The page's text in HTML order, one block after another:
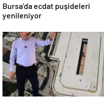
Bursa’da ecdat puşideleri
yenileniyor